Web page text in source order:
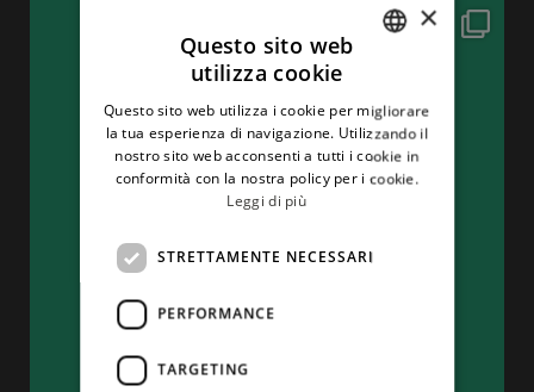
ENGLISH
×
Questo sito web
utilizza cookie
Questo sito web utilizza i cookie per migliorare
la tua esperienza di navigazione. Utilizzando il
nostro sito web acconsenti a tutti i cookie in
conformità con la nostra policy per i cookie.
Leggi di più
STRETTAMENTE NECESSARI
PERFORMANCE
TARGETING